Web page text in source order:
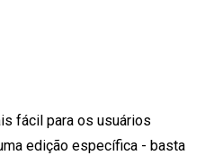
fácil para os usuários
edição específica - basta